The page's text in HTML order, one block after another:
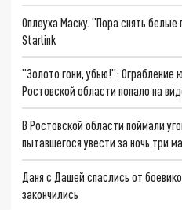
Оплеуха Маску. "Пора снять белые
Starlink
"Золото гони, убью!": Ограбление
Ростовской области попало на
В Ростовской области поймали
пытавшегося увести за ночь три
Даня с Дашей спаслись от
закончились